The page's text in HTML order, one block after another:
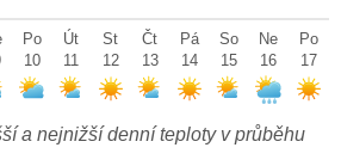
Po
10
Út
11
St
12
Čt
13
Pá
14
So
15
Ne
16
Po
17
a nejnižší denní teploty v průběhu